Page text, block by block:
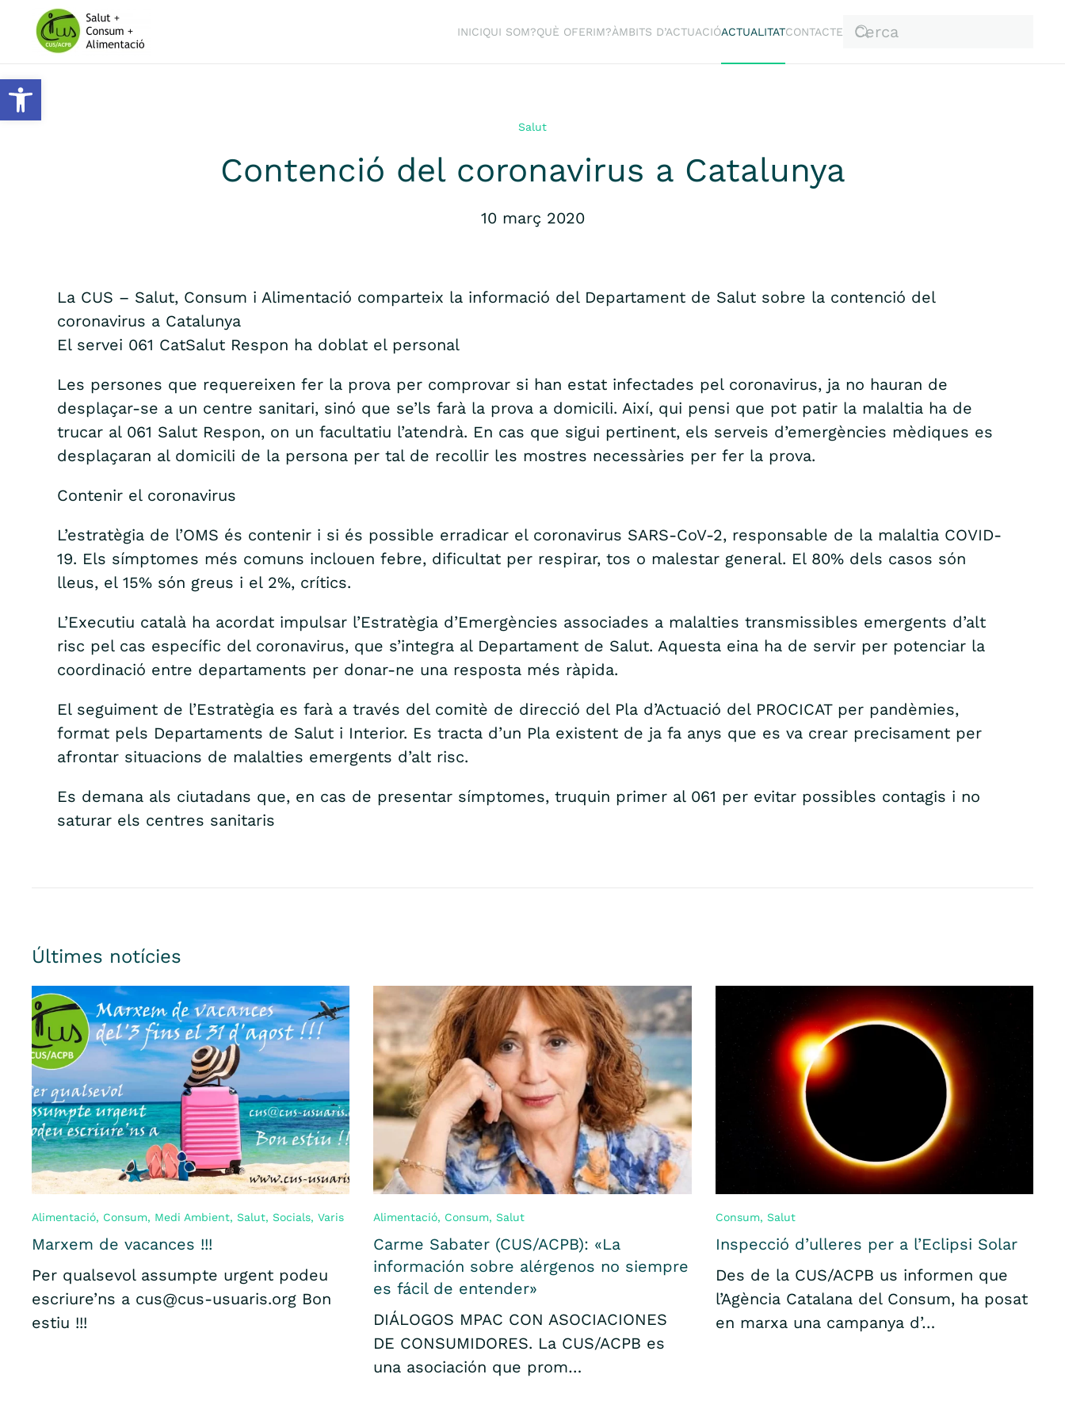
Obre la barra d'eines
Skip to main content
INICIQUI SOM?QUÈ OFERIM?ÀMBITS D’ACTUACIÓACTUALITATCONTACTE
Salut
Contenció del coronavirus a Catalunya
10 març 2020
La CUS – Salut, Consum i Alimentació comparteix la informació del Departament de Salut sobre la contenció del
coronavirus a Catalunya
El servei 061 CatSalut Respon ha doblat el personal
Les persones que requereixen fer la prova per comprovar si han estat infectades pel coronavirus, ja no hauran de
desplaçar-se a un centre sanitari, sinó que se’ls farà la prova a domicili. Així, qui pensi que pot patir la malaltia ha de
trucar al 061 Salut Respon, on un facultatiu l’atendrà. En cas que sigui pertinent, els serveis d’emergències mèdiques es
desplaçaran al domicili de la persona per tal de recollir les mostres necessàries per fer la prova.
Contenir el coronavirus
L’estratègia de l’OMS és contenir i si és possible erradicar el coronavirus SARS-CoV-2, responsable de la malaltia COVID-
19. Els símptomes més comuns inclouen febre, dificultat per respirar, tos o malestar general. El 80% dels casos són
lleus, el 15% són greus i el 2%, crítics.
L’Executiu català ha acordat impulsar l’Estratègia d’Emergències associades a malalties transmissibles emergents d’alt
risc pel cas específic del coronavirus, que s’integra al Departament de Salut. Aquesta eina ha de servir per potenciar la
coordinació entre departaments per donar-ne una resposta més ràpida.
El seguiment de l’Estratègia es farà a través del comitè de direcció del Pla d’Actuació del PROCICAT per pandèmies,
format pels Departaments de Salut i Interior. Es tracta d’un Pla existent de ja fa anys que es va crear precisament per
afrontar situacions de malalties emergents d’alt risc.
Es demana als ciutadans que, en cas de presentar símptomes, truquin primer al 061 per evitar possibles contagis i no
saturar els centres sanitaris
Últimes notícies
Alimentació, Consum, Medi Ambient, Salut, Socials, Varis
Marxem de vacances !!!
Per qualsevol assumpte urgent podeu
escriure’ns a cus@cus-usuaris.org Bon
estiu !!!
Alimentació, Consum,Salut
Carme Sabater (CUS/ACPB): «La
información sobre alérgenos no siempre
es fácil de entender»
DIÁLOGOS MPAC CON ASOCIACIONES
DE CONSUMIDORES. La CUS/ACPB es
una asociación que prom…
Consum, Salut
Inspecció d’ulleres per a l’Eclipsi Solar
Des de la CUS/ACPB us informen que
l’Agència Catalana del Consum, ha posat
en marxa una campanya d’…